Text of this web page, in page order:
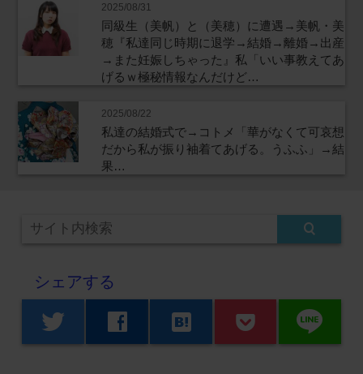
2025/08/31
同級生（美帆）と（美穂）に遭遇→美帆・美
穂『私達同じ時期に退学→結婚→離婚→出産
→また妊娠しちゃった』私「いい事教えてあ
げるｗ極秘情報なんだけど…
2025/08/22
私達の結婚式で→コトメ「華がなくて可哀想
だから私が振り袖着てあげる。うふふ」→結
果…
シェアする
twitter facebook hatenabookmark line